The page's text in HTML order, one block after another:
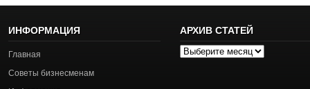
ИНФОРМАЦИЯ
Главная
Советы бизнесменам
АРХИВ СТАТЕЙ
Архив